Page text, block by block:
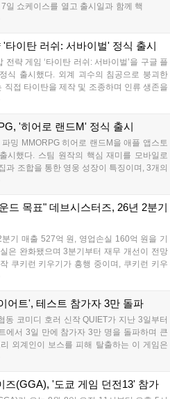
일 쇼케이스를 열고 출시일과 함께 핵
방향을 공개했다. 캐릭터명 선점은
타이탄 러쉬: 서바이벌' 정식 출시
전략 게임 ‘타이탄 러쉬: 서바이벌’을 구글 플
식 출시했다. 외계 괴수의 침공으로 붕괴한
직접 타이탄을 제작 및 조종하며 인류 생존을
모집, 피난처 운영, 연맹 협동 콘텐츠가 특징
내용은 공식 커뮤니티에서 확인 가능하다....
'히어로 랜드M' 정식 출시
밍 MMORPG 히어로 랜드M을 애플 앱스토
시했다. 스팀 원작의 핵심 재미를 모바일로
과 조합을 통한 영웅 성장이 특징이며, 3개의
전투와 길드전 등 다양한 콘텐츠를 제공한
은 공식 라운지에서 확인할 수 있다. 이용자
플레이를 통해 성장을 지원받을 수 있다....
드 목표" 데브시스터즈, 26년 2분기
기 매출 527억 원, 영업손실 160억 원을 기
은 완화됐으며 3분기부터 재무 개선이 전망
쿠키런 키우기가 흥행 중이며, 쿠키런 키우
작으로 2주 간격의 콘텐츠를 제공한다. 또한
신작 흥행을 통해 하반기 실적 턴어라운드
어트', 테스트 참가자 3만 돌파
동 코미디 호러 신작 QUIET가 지난 3일부터
에서 3일 만에 참가자 3만 명을 돌파하며 큰
외계인이 보스를 피해 탈출하는 이 게임은
소음 관리와 물리 법칙을 활용한 전략적 플레
스팀 페이지에서 확인 가능합니다....
즈(GGA), '도쿄 게임 던전13' 참가